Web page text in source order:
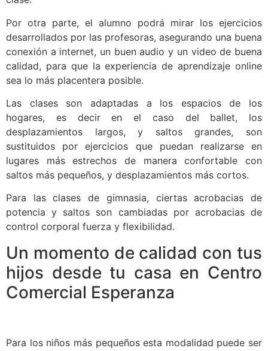
Por otra parte, el alumno podrá mirar los ejercicios
desarrollados por las profesoras, asegurando una buena
conexión a internet, un buen audio y un video de buena
calidad, para que la experiencia de aprendizaje online
sea lo más placentera posible.
Las clases son adaptadas a los espacios de los
hogares, es decir en el caso del ballet, los
desplazamientos largos, y saltos grandes, son
sustituidos por ejercicios que puedan realizarse en
lugares más estrechos de manera confortable con
saltos más pequeños, y desplazamientos más cortos.
Para las clases de gimnasia, ciertas acrobacias de
potencia y saltos son cambiadas por acrobacias de
control corporal fuerza y flexibilidad.
Un momento de calidad con tus
hijos desde tu casa en Centro
Comercial Esperanza
Para los niños más pequeños esta modalidad puede ser